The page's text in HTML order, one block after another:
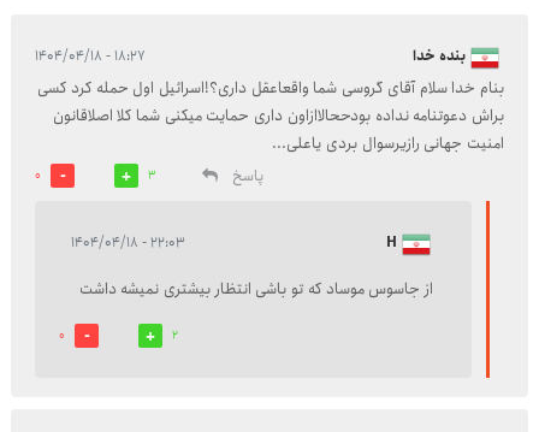
بنده خدا ۱۸:۲۷ - ۱۴۰۴/۰۴/۱۸
بنام خدا سلام آقای گروسی شما واقعاعقل داری؟!اسرائیل اول حمله کرد کسی
براش دعوتنامه نداده بودححالاازاون داری حمایت میکنی شما کلا اصلاقانون
امنیت جهانی رازیرسوال بردی یاعلی...
پاسخ
3
0
H ۲۲:۰۳ - ۱۴۰۴/۰۴/۱۸
از جاسوس موساد که تو باشی انتظار بیشتری نمیشه داشت
2
0